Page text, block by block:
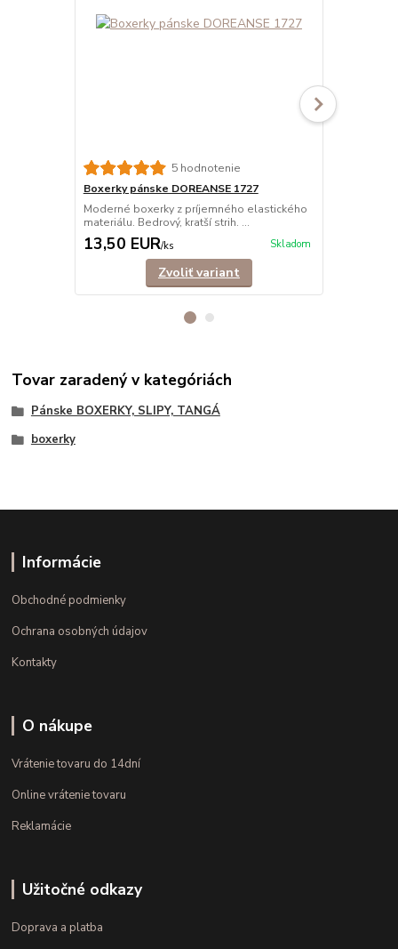
5 hodnotenie
Boxerky pánske DOREANSE 1727
Moderné boxerky z príjemného elastického
materiálu. Bedrový, kratší strih. ...
13,50 EUR/ks Skladom
Zvoliť variant
Tovar zaradený v kategóriách
Pánske BOXERKY, SLIPY, TANGÁ
boxerky
Informácie
Obchodné podmienky
Ochrana osobných údajov
Kontakty
O nákupe
Vrátenie tovaru do 14dní
Online vrátenie tovaru
Reklamácie
Užitočné odkazy
Doprava a platba